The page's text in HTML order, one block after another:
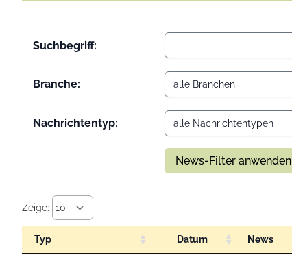
Suchbegriff:
Branche:
Nachrichtentyp:
News-Filter anwenden
Zeige:
Typ Datum News